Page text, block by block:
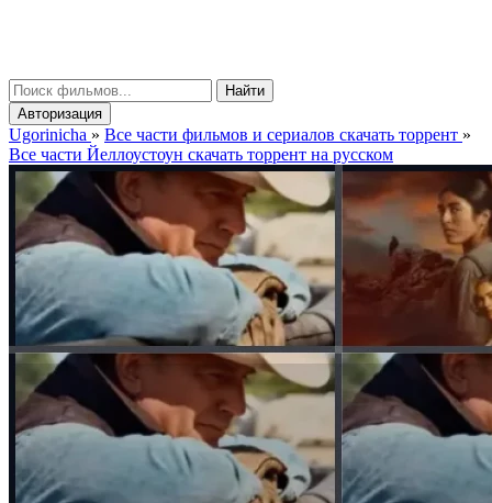
Найти
Авторизация
Ugorinicha » Все части фильмов и сериалов скачать торрент »
Все части Йеллоустоун скачать торрент на русском